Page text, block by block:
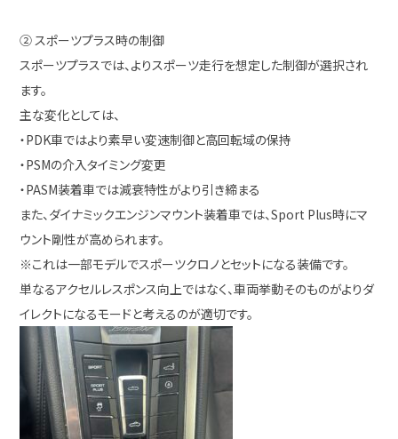
② スポーツプラス時の制御
スポーツプラスでは、よりスポーツ走行を想定した制御が選択され
ます。
主な変化としては、
・PDK車ではより素早い変速制御と高回転域の保持
・PSMの介入タイミング変更
・PASM装着車では減衰特性がより引き締まる
また、ダイナミックエンジンマウント装着車では、Sport Plus時にマ
ウント剛性が高められます。
※これは一部モデルでスポーツクロノとセットになる装備です。
単なるアクセルレスポンス向上ではなく、車両挙動そのものがよりダ
イレクトになるモードと考えるのが適切です。